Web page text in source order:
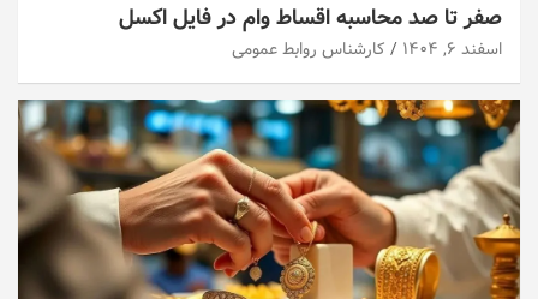
صفر تا صد محاسبه اقساط وام در فایل اکسل
اسفند ۶, ۱۴۰۴ کارشناس روابط عمومی